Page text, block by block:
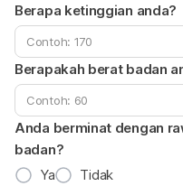
Berapa ketinggian anda?
Berapakah berat badan
Anda berminat dengan
badan?
Ya
Tidak